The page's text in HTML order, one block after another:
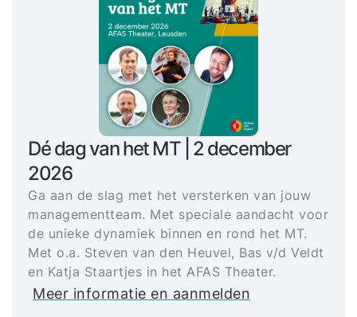
Dé dag van het MT | 2 december
2026
Ga aan de slag met het versterken van jouw
managementteam. Met speciale aandacht voor
de unieke dynamiek binnen en rond het MT.
Met o.a. Steven van den Heuvel, Bas v/d Veldt
en Katja Staartjes in het AFAS Theater.
Meer informatie en aanmelden